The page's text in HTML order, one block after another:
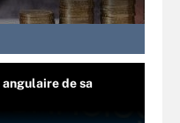
de sa